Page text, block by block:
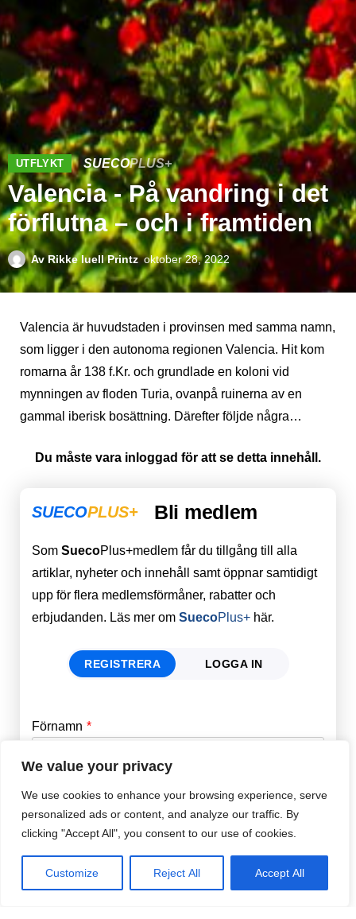
We value your privacy
We use cookies to enhance your browsing experience, serve
personalized ads or content, and analyze our traffic. By
clicking "Accept All", you consent to our use of cookies.
Customize Reject All Accept All
UTFLYKT SUECOPLUS+
Valencia - På vandring i det
förflutna – och i framtiden
AvRikke Iuell Printz oktober 28, 2022
Valencia är huvudstaden i provinsen med samma namn,
som ligger i den autonoma regionen Valencia. Hit kom
romarna år 138 f.Kr. och grundlade en koloni vid
mynningen av floden Turia, ovanpå ruinerna av en
gammal iberisk bosättning. Därefter följde några…
Du måste vara inloggad för att se detta innehåll.
SUECOPLUS+ Bli medlem
Som SuecoPlus+medlem får du tillgång till alla
artiklar, nyheter och innehåll samt öppnar samtidigt
upp för flera medlemsförmåner, rabatter och
erbjudanden. Läs mer om SuecoPlus+ här.
REGISTRERA LOGGA IN
Förnamn *
Efternamn *
E-post *
Email
Password
Remember Me